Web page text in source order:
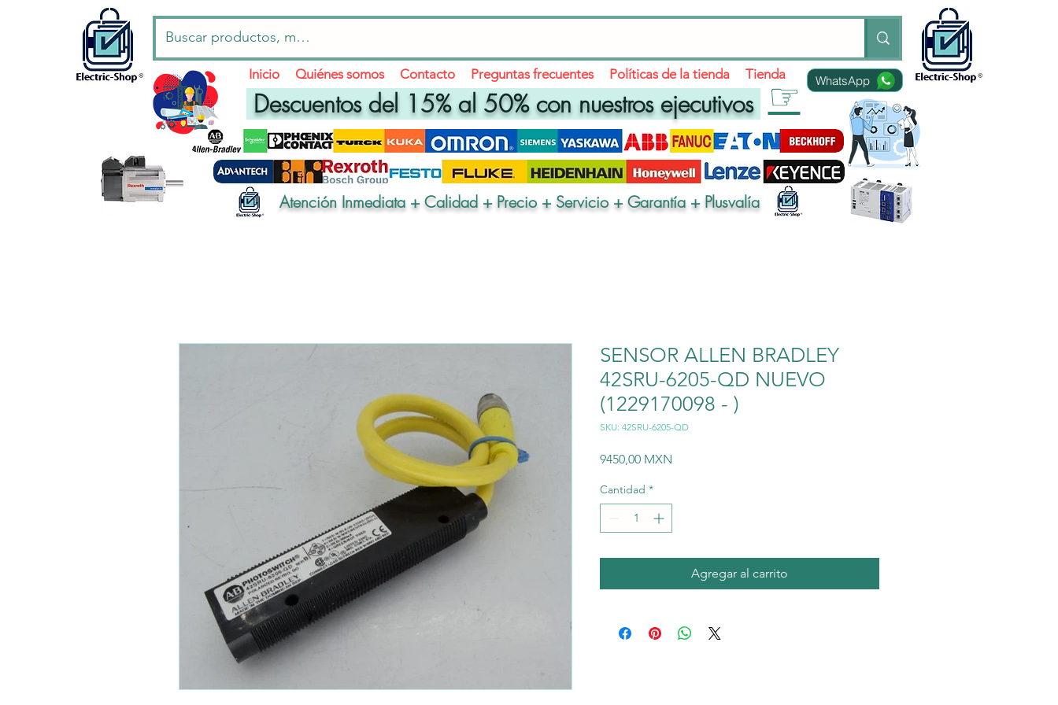
Inicio Quiénes somos Contacto Preguntas frecuentes Políticas de la tienda Tienda WhatsApp
Descuentos del 15% al 50% con nuestros ejecutivos ☞
Atención Inmediata + Calidad + Precio + Servicio + Garantía + Plusvalía
SENSOR ALLEN BRADLEY
42SRU-6205-QD NUEVO
(1229170098 - )
SKU: 42SRU-6205-QD
9450,00 MXN
Cantidad *
Agregar al carrito